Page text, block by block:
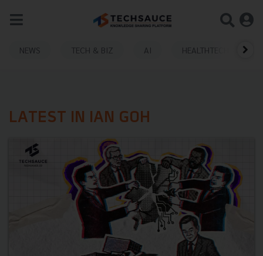
NEWS TECH & BIZ AI HEALTHTECH
LATEST IN IAN GOH